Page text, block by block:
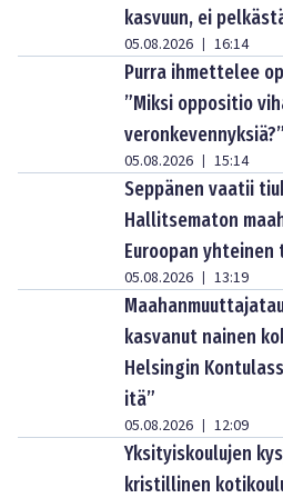
kasvuun, ei
05.08.2026 | 16:14
Purra ihmettelee
”Miksi oppositio
veronkevennyksiä?”
05.08.2026 | 15:14
Seppänen vaatii
Hallitsematon
Euroopan yhteinen
05.08.2026 | 13:19
kasvanut nainen
Helsingin
itä”
05.08.2026 | 12:09
Yksityiskoulujen
kristillinen